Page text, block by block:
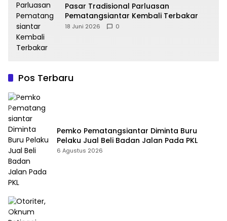
Pasar Tradisional Parluasan
Pematangsiantar Kembali Terbakar
18 Juni 2026 0
Pos Terbaru
Pemko Pematangsiantar Diminta Buru
Pelaku Jual Beli Badan Jalan Pada PKL
6 Agustus 2026